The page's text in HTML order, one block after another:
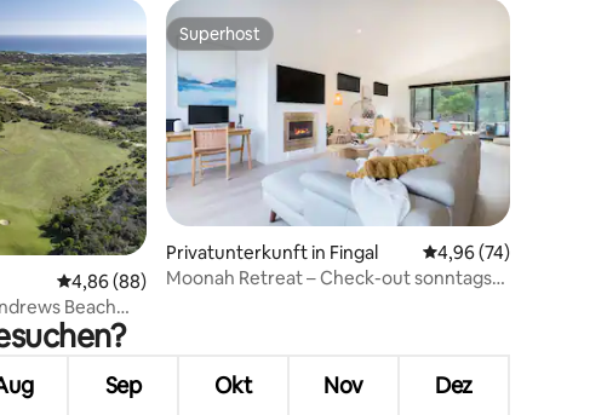
5, 21 Bewertungen
Durchschnittliche Bewertung: 4,86 von 5, 88 Bewertungen
4,86 (88)
Beach
Superhost
Superhost
Privatunterkunft in Fingal Durchschnittliche
4,96 (74)
Moonah Retreat – Check-out sonntags
Sep Okt Nov Dez